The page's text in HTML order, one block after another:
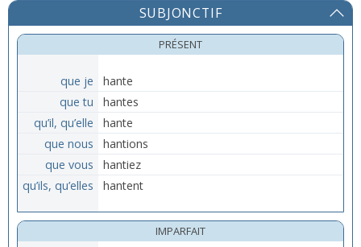
SUBJONCTIF
PRÉSENT
que je
hante
que tu
hantes
qu’il, qu’elle
hante
que nous
hantions
que vous
hantiez
qu’ils, qu’elles
hantent
IMPARFAIT